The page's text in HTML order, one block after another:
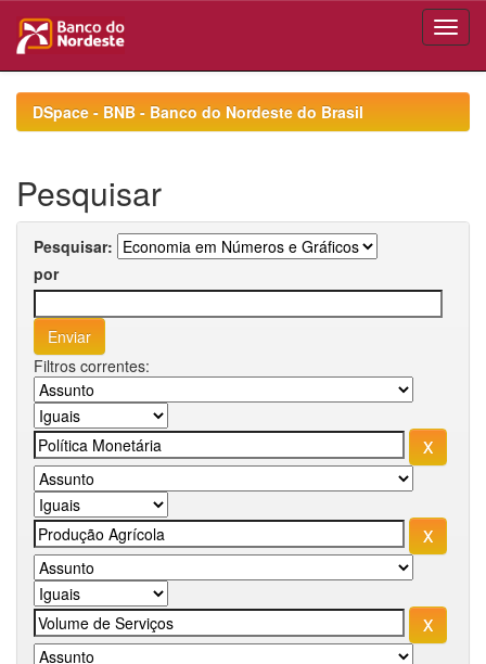
navigationDSpace - BNB - Banco do Nordeste do Brasil
Pesquisar
Pesquisar:
por
Filtros correntes: